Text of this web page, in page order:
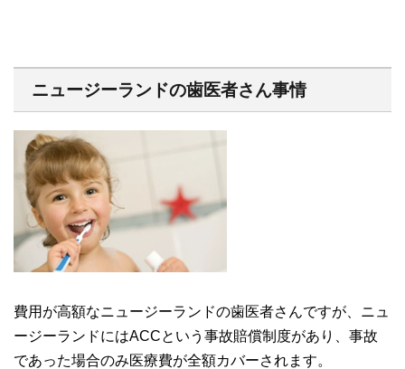
ニュージーランドの歯医者さん事情
費用が高額なニュージーランドの歯医者さんですが、ニュ
ージーランドにはACCという事故賠償制度があり、事故
であった場合のみ医療費が全額カバーされます。